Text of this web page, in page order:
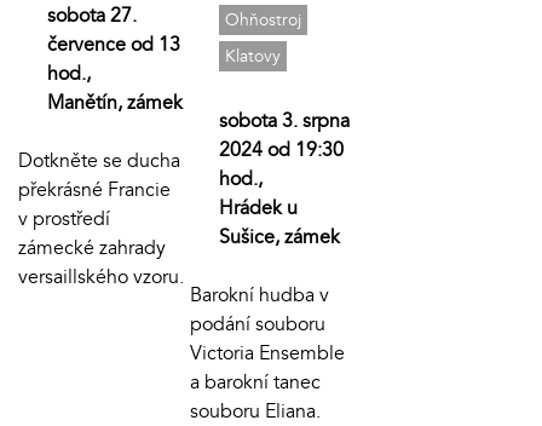
sobota 27.
července od 13
hod.,
Manětín, zámek
Dotkněte se ducha
překrásné Francie
v prostředí
zámecké zahrady
versaillského vzoru.
Ohňostroj
Klatovy
sobota 3. srpna
2024 od 19:30
hod.,
Hrádek u
Sušice, zámek
Barokní hudba v
podání souboru
Victoria Ensemble
a barokní tanec
souboru Eliana.